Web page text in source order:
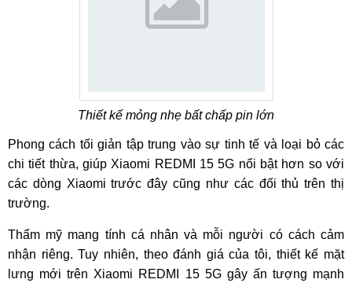
Thiết kế mỏng nhẹ bất chấp pin lớn
Phong cách tối giản tập trung vào sự tinh tế và loại bỏ các
chi tiết thừa, giúp Xiaomi REDMI 15 5G nổi bật hơn so với
các dòng Xiaomi trước đây cũng như các đối thủ trên thị
trường.
Thẩm mỹ mang tính cá nhân và mỗi người có cách cảm
nhận riêng. Tuy nhiên, theo đánh giá của tôi, thiết kế mặt
lưng mới trên Xiaomi REDMI 15 5G gây ấn tượng mạnh